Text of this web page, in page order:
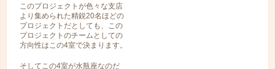
このプロジェクトが色々な支店
より集められた精鋭20名ほどの
プロジェクトだとしても、この
プロジェクトのチームとしての
方向性はこの4室で決まります。
そしてこの4室が水瓶座なのだ